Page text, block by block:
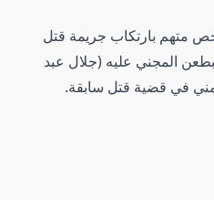
متهم بارتكاب جريمة قتل
المجني عليه (جلال عبد
في قضية قتل سابقة.